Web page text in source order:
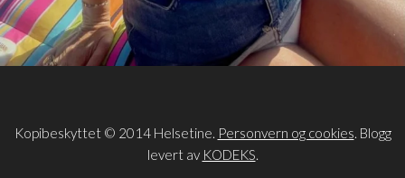
Kopibeskyttet © 2014 Helsetine. Personvern og cookies. Blogg
levert av KODEKS.